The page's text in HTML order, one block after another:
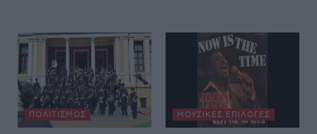
ΠΟΛΙΤΙΣΜΌΣ ΜΟΥΣΙΚΈΣ ΕΠΙΛΟΓΈΣ